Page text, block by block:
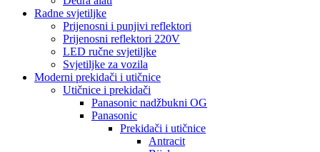
Radne svjetiljke
Prijenosni i punjivi reflektori
Prijenosni reflektori 220V
LED ručne svjetiljke
Svjetiljke za vozila
Moderni prekidači i utičnice
Utičnice i prekidači
Panasonic nadžbukni OG
Panasonic
Prekidači i utičnice
Antracit